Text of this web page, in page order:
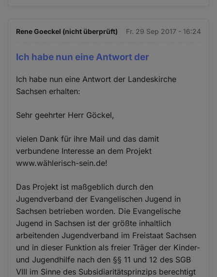
Rene Goeckel (nicht überprüft) Fr. 29 Sep 2017 - 16:24
Ich habe nun eine Antwort der
Ich habe nun eine Antwort der Landeskirche
Sachsen erhalten:
Sehr geehrter Herr Göckel,
vielen Dank für ihre Mail und das damit
verbundene Interesse an dem Projekt
www.wählerisch-sein.de!
Das Projekt ist maßgeblich durch den
Jugendverband der Evangelischen Jugend in
Sachsen betrieben worden. Die Evangelische
Jugend in Sachsen ist der größte inhaltlich
arbeitenden Jugendverband im Freistaat Sachsen
und in dieser Funktion als freier Träger der Kinder-
und Jugendhilfe nach den §§ 11 und 12 des SGB
VIII im Sinne des Subsidiaritätsprinzips berechtigt